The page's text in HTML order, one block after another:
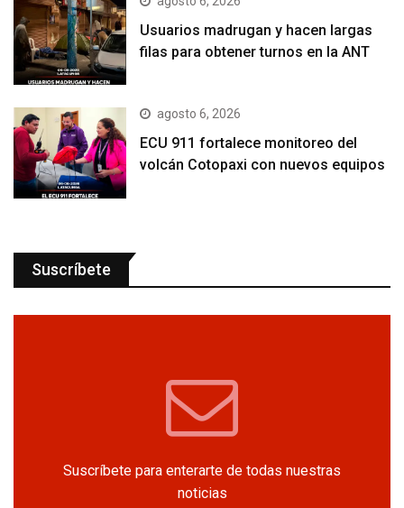
Usuarios madrugan y hacen largas
filas para obtener turnos en la ANT
agosto 6, 2026
ECU 911 fortalece monitoreo del
volcán Cotopaxi con nuevos equipos
Suscríbete
Suscríbete para enterarte de todas nuestras
noticias